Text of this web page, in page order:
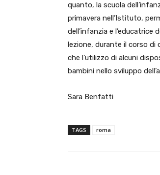
quanto, la scuola
primavera nell’Istituto,
dell’infanzia e
lezione, durante il corso di
che l’utilizzo di alcuni
bambini nello sviluppo
Sara Benfatti
TAGS roma